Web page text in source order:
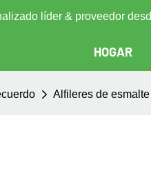
líder & proveedor
HOGAR
Alfileres de esmalte